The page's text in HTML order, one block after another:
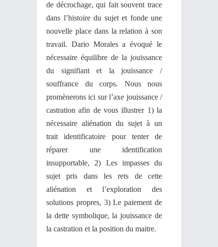
de décrochage, qui fait souvent trace
dans l’histoire du sujet et fonde une
nouvelle place dans la relation à son
travail. Dario Morales a évoqué le
nécessaire équilibre de la jouissance
du signifiant et la jouissance /
souffrance du corps. Nous nous
promènerons ici sur l’axe jouissance /
castration afin de vous illustrer 1) la
nécessaire aliénation du sujet à un
trait identificatoire pour tenter de
réparer une identification
insupportable, 2) Les impasses du
sujet pris dans les rets de cette
aliénation et l’exploration des
solutions propres, 3) Le paiement de
la dette symbolique, la jouissance de
la castration et la position du maitre.